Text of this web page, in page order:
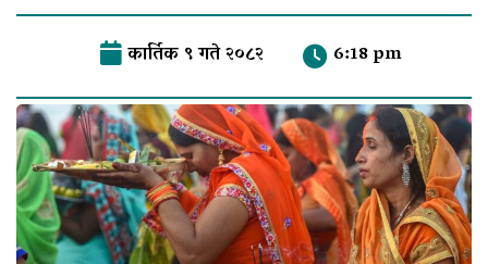
कार्तिक ९ गते २०८२ 6:18 pm